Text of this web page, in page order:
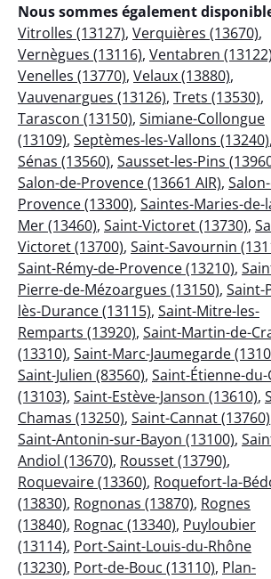
Nous sommes également
Vitrolles (13127), Verquières (13670),
Vernègues (13116), Ventabren (13122)
Venelles (13770), Velaux (13880),
Vauvenargues (13126), Trets (13530),
Tarascon (13150), Simiane-Collongue
(13109), Septèmes-les-Vallons (13240),
Sénas (13560), Sausset-les-Pins
Salon-de-Provence (13661 AIR),
Provence (13300), Saintes-Maries-de-
Mer (13460), Saint-Victoret (13730),
Victoret (13700), Saint-Savournin
Saint-Rémy-de-Provence (13210),
Pierre-de-Mézoargues (13150), Saint-
lès-Durance (13115), Saint-Mitre-les-
Remparts (13920), Saint-Martin-de-
(13310), Saint-Marc-Jaumegarde
Saint-Julien (83560), Saint-Étienne-du-
(13103), Saint-Estève-Janson (13610),
Chamas (13250), Saint-Cannat (13760)
Saint-Antonin-sur-Bayon (13100),
Andiol (13670), Rousset (13790),
Roquevaire (13360), Roquefort-la-
(13830), Rognonas (13870), Rognes
(13840), Rognac (13340), Puyloubier
(13114), Port-Saint-Louis-du-Rhône
(13230), Port-de-Bouc (13110), Plan-